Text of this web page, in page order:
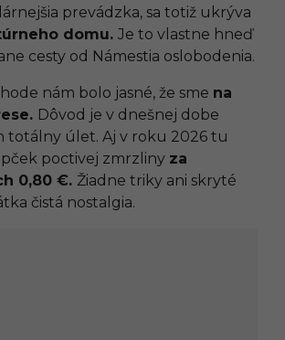
prevádzka, sa totiž ukrýva
domu. Je to vlastne hneď
cesty od Námestia oslobodenia.
nám bolo jasné, že sme na
Dôvod je v dnešnej dobe
totálny úlet. Aj v roku 2026 tu
poctivej zmrzliny za
0,80 €. Žiadne triky ani skryté
čistá nostalgia.